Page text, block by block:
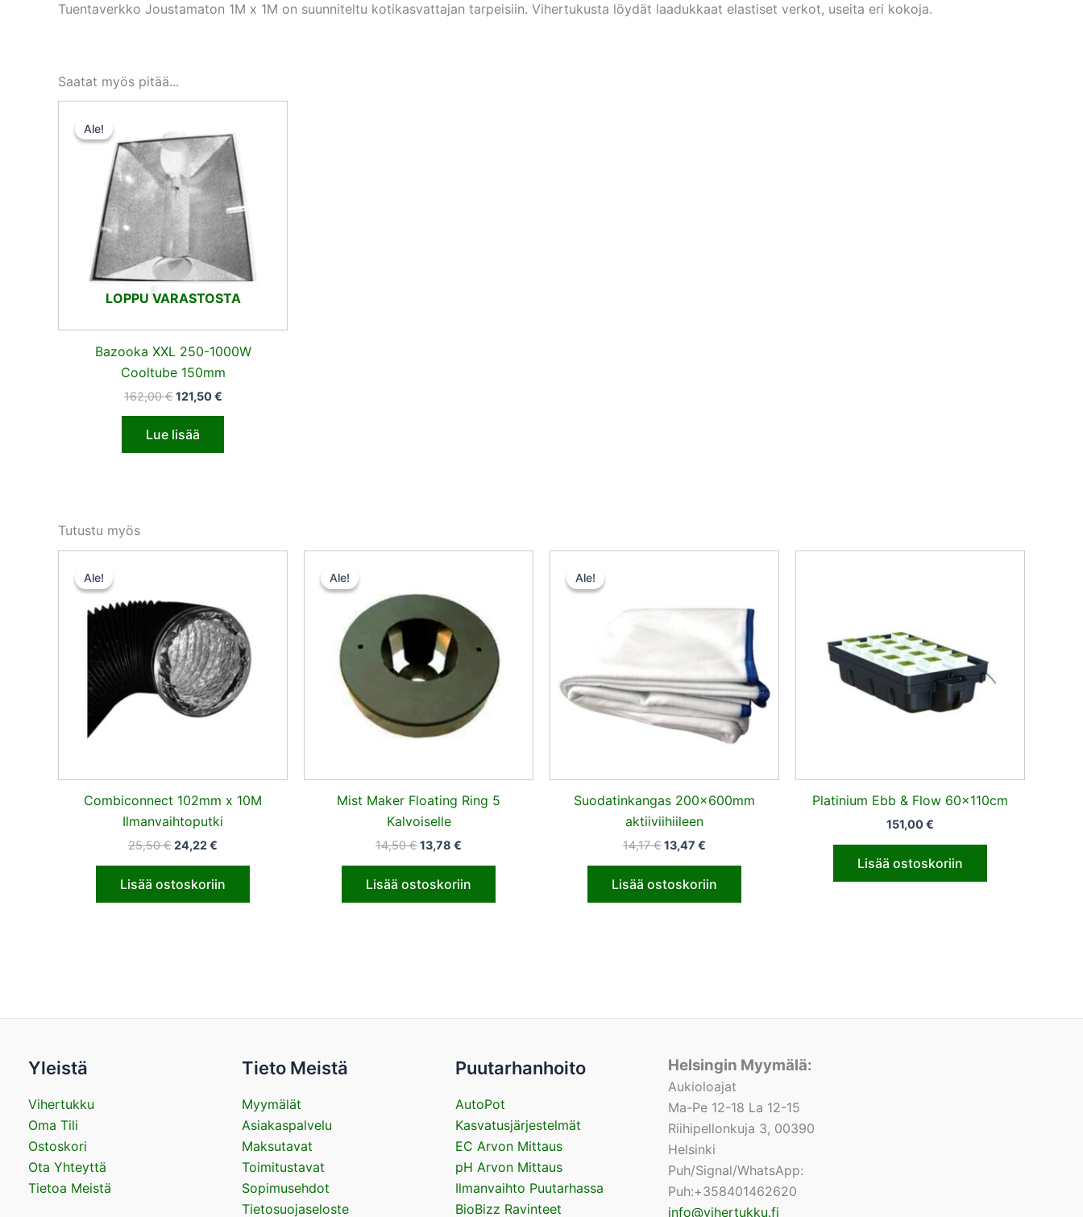
Tuentaverkko Joustamaton 1M x 1M on suunniteltu kotikasvattajan tarpeisiin. Vihertukusta löydät laadukkaat elastiset verkot, useita eri kokoja.
Saatat myös pitää...
Ale!
LOPPU VARASTOSTA
Ale!
Bazooka XXL 250-1000W
Cooltube 150mm
162,00€
oli:
162,00 €.
121,50€
on:
121,50 €.
Lue lisää
Tutustu myös
Ale!
Ale!
Combiconnect 102mm x 10M
Ilmanvaihtoputki
25,50€
25,50 €.
24,22€
Lisää ostoskoriin
Ale!
Ale!
Mist Maker Floating Ring 5
Kalvoiselle
14,50€
14,50 €.
13,78 €
Lisää ostoskoriin
Ale!
Ale!
Suodatinkangas 200x600mm
aktiiviihiileen
14,17€13,47 €
Lisää ostoskoriin
Platinium Ebb & Flow 60x110cm
151,00€
Lisää ostoskoriin
Yleistä
Vihertukku
Oma Tili
Ostoskori
Ota Yhteyttä
Tietoa Meistä
Tieto Meistä
Myymälät
Asiakaspalvelu
Maksutavat
Toimitustavat
Sopimusehdot
Tietosuojaseloste
Puutarhanhoito
AutoPot
Kasvatusjärjestelmät
EC Arvon Mittaus
pH Arvon Mittaus
Ilmanvaihto Puutarhassa
BioBizz Ravinteet
Helsingin Myymälä:
Aukioloajat
Ma-Pe 12-18 La 12-15
Riihipellonkuja 3, 00390
Helsinki
Puh/Signal/WhatsApp:
Puh:+358401462620
info@vihertukku.fi